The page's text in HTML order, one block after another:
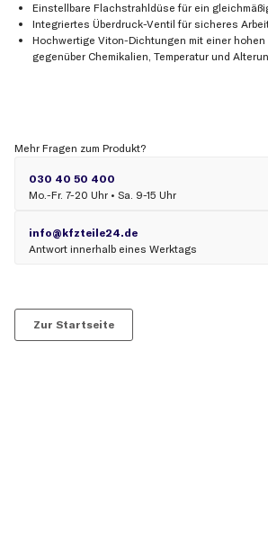
Einstellbare Flachstrahldüse für ein
Integriertes Überdruck-Ventil für sicheres
Hochwertige Viton-Dichtungen mit einer
gegenüber Chemikalien, Temperatur und
Mehr Fragen zum Produkt?
Zur Startseite